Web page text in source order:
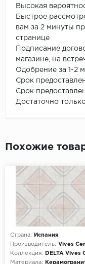
Высокая
Быстрое
вам за 2 минуты
странице
Подписание
магазине, на
Одобрение за 1-2
Срок
Срок
Достаточно
Похожие
Страна:
Испания
Производитель: Vives
Коллекция:
DELTA Vives
Материала: